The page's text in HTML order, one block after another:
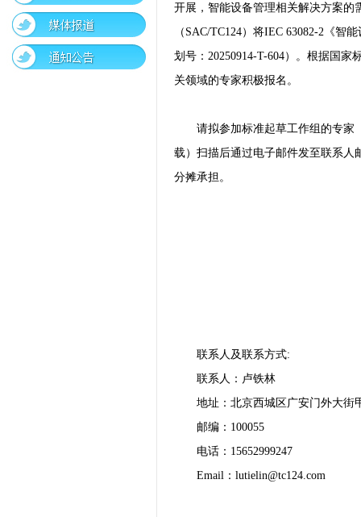
开展，智能设备管理相关解决方案的
（SAC/TC124）将IEC 63082-2《
划号：20250914-T-604）。根据国
关领域的专家积极报名。
请拟参加标准起草工作组的专家
载）扫描后通过电子邮件发至联系人
分摊承担。
联系人及联系方式:
联系人：卢铁林
地址：北京西城区广安门外大街
邮编：100055
电话：15652999247
Email：lutielin@tc124.com